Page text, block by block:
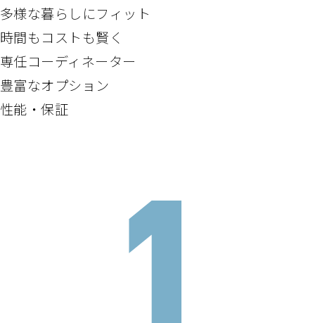
多様な暮らしにフィット
時間もコストも賢く
専任コーディネーター
豊富なオプション
性能・保証